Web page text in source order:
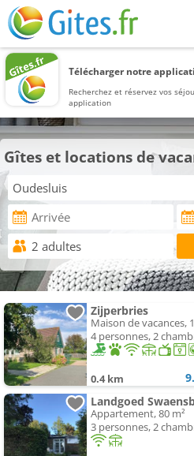
Télécharger notre
Recherchez et réservez vos
application
Gîtes et locations de
Zijperbries
Maison de vacances,
4 personnes, 2
0.4 km
Landgoed
Appartement, 80 m²
3 personnes, 2